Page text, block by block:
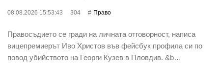
08.08.2026 15:53:43 304 Право
Правосъдието се гради на личната отговорност, написа
вицепремиерът Иво Христов във фейсбук профила си по
повод убийството на Георги Кузев в Пловдив. &b…